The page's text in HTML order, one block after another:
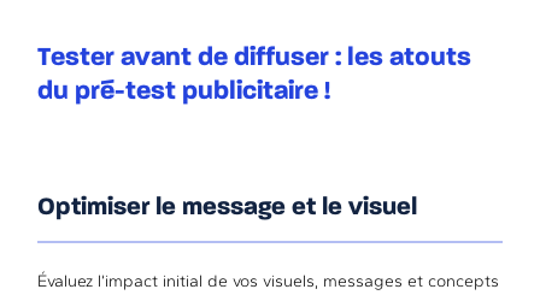
Tester avant de diffuser : les atouts
du pré-test publicitaire !
Optimiser le message et le visuel
Évaluez l’impact initial de vos visuels, messages et concepts